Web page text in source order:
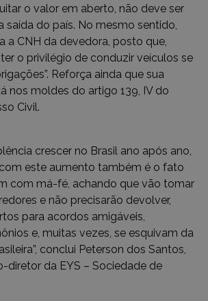
o valor em aberto, não deve ser
saída do país. No mesmo sentido,
a CNH da devedora, posto que,
o privilégio de conduzir veículos se
Reforça ainda que sua
nos moldes do artigo 139, IV do
Civil.
crescer no Brasil ano após ano,
este aumento também é o fato
com má-fé, achando que vão tomar
e não precisarão devolver,
para acordos amigáveis,
e, muitas vezes, se esquivam da
conclui Peterson dos Santos,
diretor da EYS – Sociedade de